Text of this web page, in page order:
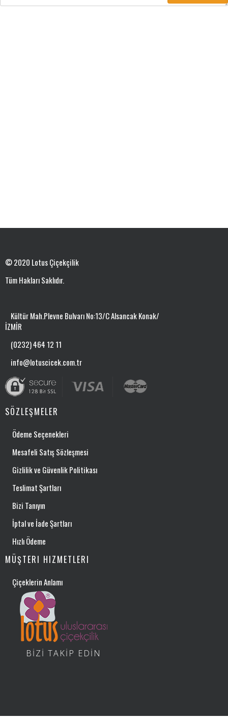
© 2020 Lotus Çiçekçilik
Tüm Hakları Saklıdır.
Kültür Mah.Plevne Bulvarı No:13/C Alsancak Konak/
İZMİR
(0232) 464 12 11
info@lotuscicek.com.tr
SÖZLEŞMELER
Ödeme Seçenekleri
Mesafeli Satış Sözleşmesi
Gizlilik ve Güvenlik Politikası
Teslimat Şartları
Bizi Tanıyın
İptal ve İade Şartları
Hızlı Ödeme
MÜŞTERI HIZMETLERI
Çiçeklerin Anlamı
BİZİ TAKİP EDİN